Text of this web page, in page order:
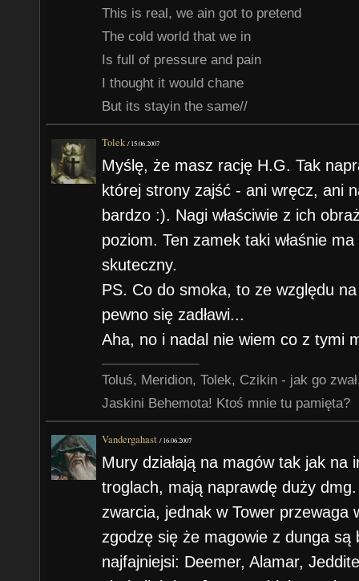
This is real, we ain got to pretend
The cold world that we in
Is full of pressure and pain
I thought it would chane
But its stayin the same//
Tolek /15.06.2007
Myślę, że masz rację H.G. Tak
której strony zajść - ani wręcz, ani
bardzo :). Nagi właściwie z ich
poziom. Ten zamek taki właśnie
skuteczny.
PS. Co do smoka, to ze względu
pewno się zadławi...
Aha, no i nadal nie wiem co z tymi
Toluś, Meridion, Tolek, Czikin - jak go
Jaskini Behemota! Ktoś mnie tu pamięta?
Vandergahast /16.06.2007
Mury działają na magów tak jak na
troglach, mają naprawdę duży
zwarcia, jednak w Tower przewaga
zgodzę się że magowie z dunga są
najfajniejsi: Deemer, Alamar,